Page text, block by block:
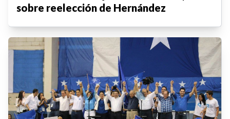
sobre reelección de Hernández